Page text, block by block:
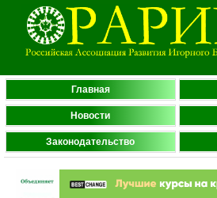
Главная
Новости
Законодательство